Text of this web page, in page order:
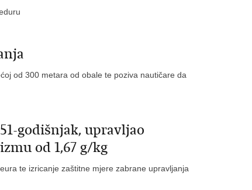
od 300 metara od obale te poziva nautičare da
godišnjak, upravljao
od 1,67 g/kg
te izricanje zaštitne mjere zabrane upravljanja